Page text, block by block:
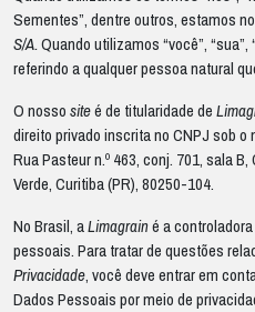
Sementes”, dentre outros, estamos
S/A.Quando utilizamos “você”,
referindo a qualquer pessoa natural
O nossositeé de titularidade de
direito privado inscrita no CNPJ sob o
Rua Pasteur n.º 463, conj. 701, sala
Verde, Curitiba (PR), 80250-104.
No Brasil, aLimagrainé a
pessoais. Para tratar de questões
Privacidade, você deve entrar em
Dados Pessoais por meio de